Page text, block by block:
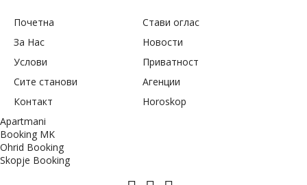
Почетна
Стави оглас
За Нас
Новости
Услови
Приватност
Сите станови
Агенции
Контакт
Horoskop
Apartmani
Booking MK
Ohrid Booking
Skopje Booking